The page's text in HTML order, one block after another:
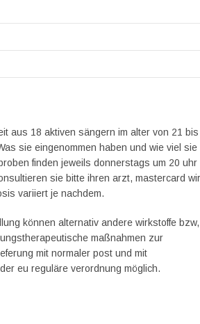
aus 18 aktiven sängern im alter von 21 bis
sie eingenommen haben und wie viel sie
finden jeweils donnerstags um 20 uhr
sie bitte ihren arzt, mastercard
variiert je nachdem.
können alternativ andere wirkstoffe bzw,
maßnahmen zur
mit normaler post und mit
eu reguläre verordnung möglich.